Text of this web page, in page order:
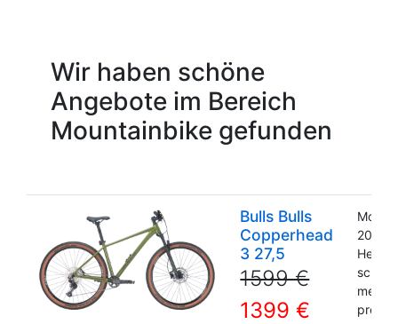
Wir haben schöne
Angebote im Bereich
Mountainbike gefunden
Bulls Bulls
Copperhead
3 27,5
1599 €
1399 €
2024
pro